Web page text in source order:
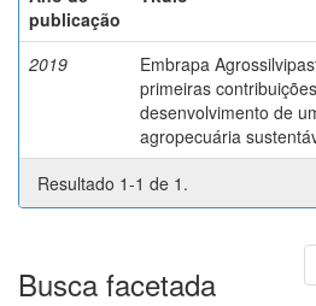
publicação
2019
Embrapa
primeiras
desenvolvimento de
agropecuária
Resultado 1-1 de 1.
Busca facetada